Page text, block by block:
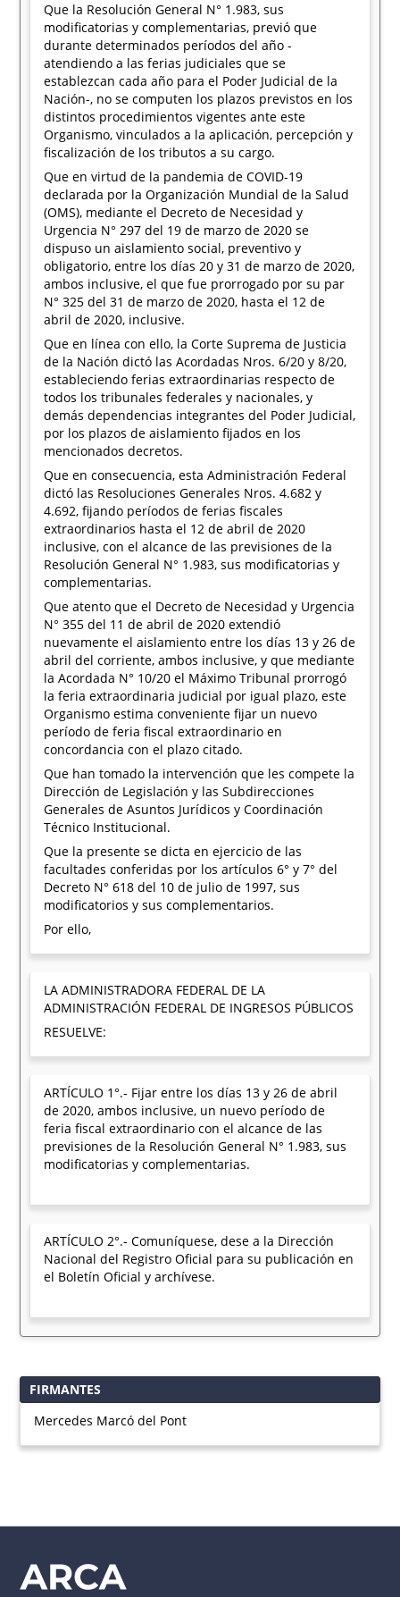
Que la Resolución General N° 1.983, sus
modificatorias y complementarias, previó que
durante determinados períodos del año -
atendiendo a las ferias judiciales que se
establezcan cada año para el Poder Judicial de la
Nación-, no se computen los plazos previstos en los
distintos procedimientos vigentes ante este
Organismo, vinculados a la aplicación, percepción y
fiscalización de los tributos a su cargo.
Que en virtud de la pandemia de COVID-19
declarada por la Organización Mundial de la Salud
(OMS), mediante el Decreto de Necesidad y
Urgencia N° 297 del 19 de marzo de 2020 se
dispuso un aislamiento social, preventivo y
obligatorio, entre los días 20 y 31 de marzo de 2020,
ambos inclusive, el que fue prorrogado por su par
N° 325 del 31 de marzo de 2020, hasta el 12 de
abril de 2020, inclusive.
Que en línea con ello, la Corte Suprema de Justicia
de la Nación dictó las Acordadas Nros. 6/20 y 8/20,
estableciendo ferias extraordinarias respecto de
todos los tribunales federales y nacionales, y
demás dependencias integrantes del Poder Judicial,
por los plazos de aislamiento fijados en los
mencionados decretos.
Que en consecuencia, esta Administración Federal
dictó las Resoluciones Generales Nros. 4.682 y
4.692, fijando períodos de ferias fiscales
extraordinarios hasta el 12 de abril de 2020
inclusive, con el alcance de las previsiones de la
Resolución General N° 1.983, sus modificatorias y
complementarias.
Que atento que el Decreto de Necesidad y Urgencia
N° 355 del 11 de abril de 2020 extendió
nuevamente el aislamiento entre los días 13 y 26 de
abril del corriente, ambos inclusive, y que mediante
la Acordada N° 10/20 el Máximo Tribunal prorrogó
la feria extraordinaria judicial por igual plazo, este
Organismo estima conveniente fijar un nuevo
período de feria fiscal extraordinario en
concordancia con el plazo citado.
Que han tomado la intervención que les compete la
Dirección de Legislación y las Subdirecciones
Generales de Asuntos Jurídicos y Coordinación
Técnico Institucional.
Que la presente se dicta en ejercicio de las
facultades conferidas por los artículos 6° y 7° del
Decreto N° 618 del 10 de julio de 1997, sus
modificatorios y sus complementarios.
Por ello,
LA ADMINISTRADORA FEDERAL DE LA
ADMINISTRACIÓN FEDERAL DE INGRESOS PÚBLICOS
RESUELVE:
ARTÍCULO 1°.- Fijar entre los días 13 y 26 de abril
de 2020, ambos inclusive, un nuevo período de
feria fiscal extraordinario con el alcance de las
previsiones de la Resolución General N° 1.983, sus
modificatorias y complementarias.
ARTÍCULO 2°.- Comuníquese, dese a la Dirección
Nacional del Registro Oficial para su publicación en
el Boletín Oficial y archívese.
FIRMANTES
Mercedes Marcó del Pont